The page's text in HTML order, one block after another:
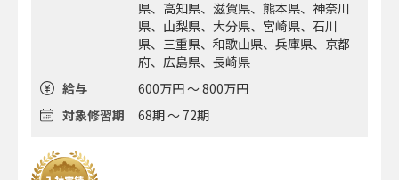
県、高知県、滋賀県、熊本県、神奈川
県、山梨県、大分県、宮崎県、石川
県、三重県、和歌山県、兵庫県、京都
府、広島県、長崎県
給与
600万円 ～ 800万円
対象修習期
68期 ～ 72期